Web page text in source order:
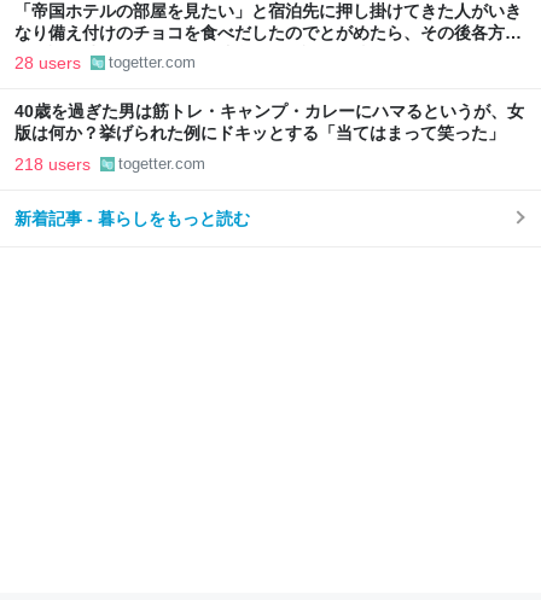
「帝国ホテルの部屋を見たい」と宿泊先に押し掛けてきた人がいき
なり備え付けのチョコを食べだしたのでとがめたら、その後各方面
に呪詛を吐かれまくった→残念な体験談に同情集まる
28 users togetter.com
40歳を過ぎた男は筋トレ・キャンプ・カレーにハマるというが、女
版は何か？挙げられた例にドキッとする「当てはまって笑った」
218 users togetter.com
新着記事 - 暮らしをもっと読む